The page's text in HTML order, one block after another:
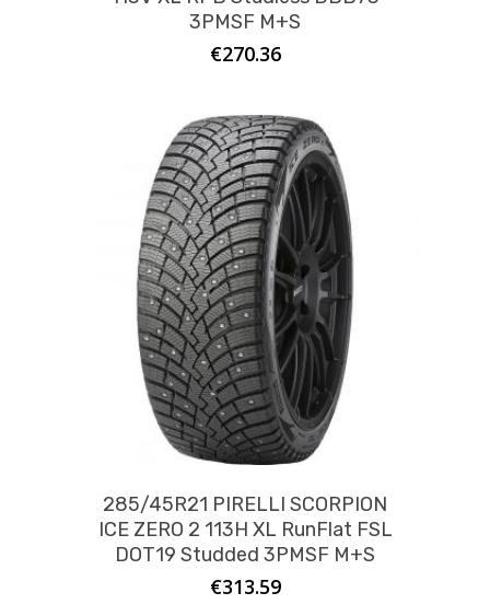
3PMSF M+S
€270.36
285/45R21 PIRELLI SCORPION
ICE ZERO 2 113H XL RunFlat FSL
DOT19 Studded 3PMSF M+S
€313.59